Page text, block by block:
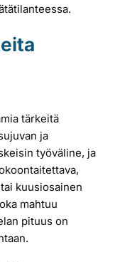
tärkeitä
ja
työväline, ja
kuusiosainen
mahtuu
pituus on